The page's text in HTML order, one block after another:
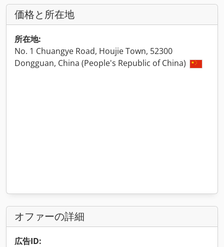
価格と所在地
所在地:
No. 1 Chuangye Road, Houjie Town, 52300
Dongguan, China (People's Republic of China)
オファーの詳細
広告ID: